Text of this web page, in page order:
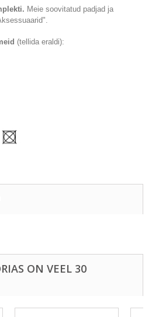
Meie soovitatud padjad ja
(tellida eraldi):
ON VEEL 30